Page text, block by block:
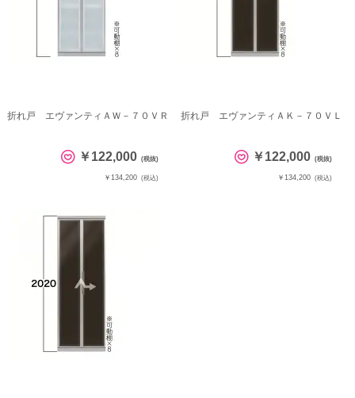
折れ戸 エヴァンティＡＷ－７０ＶＲ
￥122,000 (税抜)
￥134,200 (税込)
折れ戸 エヴァンティＡＫ－７０ＶＬ
￥122,000 (税抜)
￥134,200 (税込)